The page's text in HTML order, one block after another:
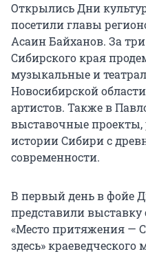
Открылись Дни
посетили главы
Асаин Байханов. За
Сибирского края
музыкальные и
Новосибирской
артистов. Также в
выставочные
истории Сибири с
современности.
В первый день в фойе
представили
«Место притяжения —
здесь» краеведческого